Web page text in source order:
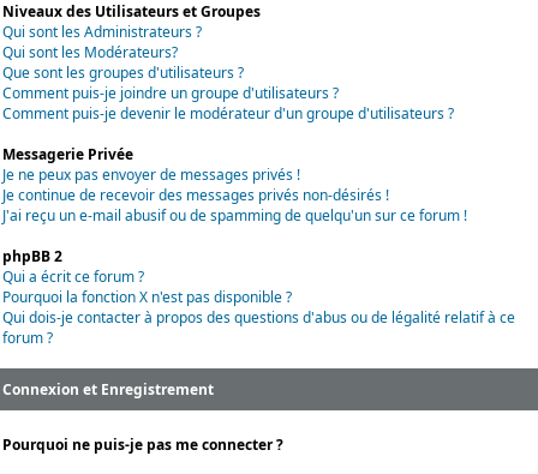
Niveaux des Utilisateurs et Groupes
Qui sont les Administrateurs ?
Qui sont les Modérateurs?
Que sont les groupes d'utilisateurs ?
Comment puis-je joindre un groupe d'utilisateurs ?
Comment puis-je devenir le modérateur d'un groupe d'utilisateurs ?
Messagerie Privée
Je ne peux pas envoyer de messages privés !
Je continue de recevoir des messages privés non-désirés !
J'ai reçu un e-mail abusif ou de spamming de quelqu'un sur ce forum !
phpBB 2
Qui a écrit ce forum ?
Pourquoi la fonction X n'est pas disponible ?
Qui dois-je contacter à propos des questions d'abus ou de légalité relatif à ce
forum ?
Connexion et Enregistrement
Pourquoi ne puis-je pas me connecter ?